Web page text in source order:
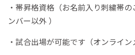
・帯昇格資格（お名前入り刺繍帯
ンバー以外 ）
・試合出場が可能です（オンライン